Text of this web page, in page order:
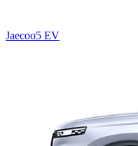
Jaecoo5 EV